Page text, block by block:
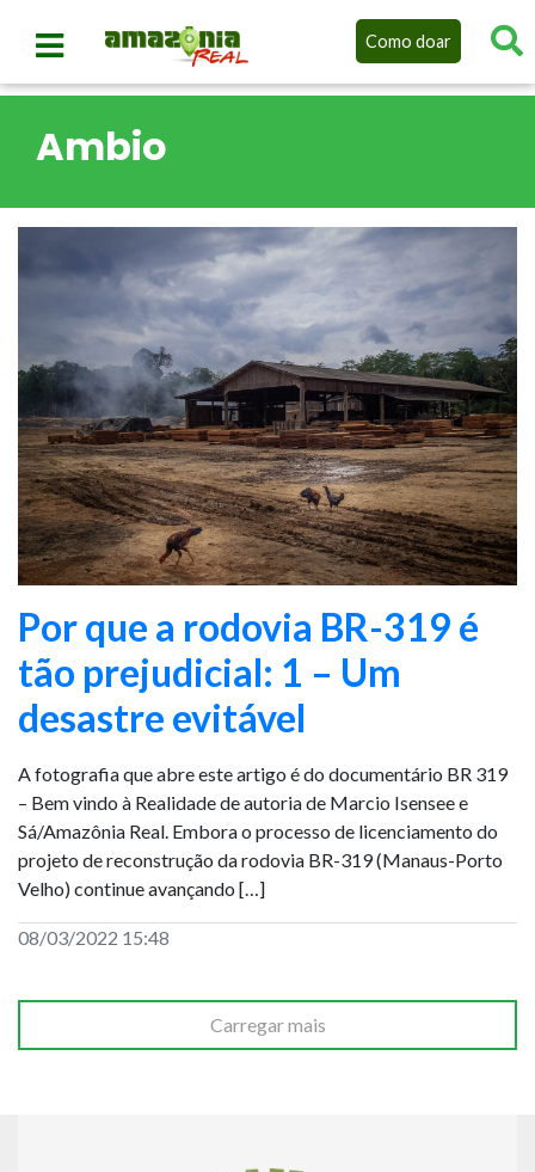
Como doar
Ambio
Por que a rodovia BR-319 é
tão prejudicial: 1 – Um
desastre evitável
A fotografia que abre este artigo é do documentário BR 319
– Bem vindo à Realidade de autoria de Marcio Isensee e
Sá/Amazônia Real. Embora o processo de licenciamento do
projeto de reconstrução da rodovia BR-319 (Manaus-Porto
Velho) continue avançando […]
08/03/2022 15:48
Carregar mais